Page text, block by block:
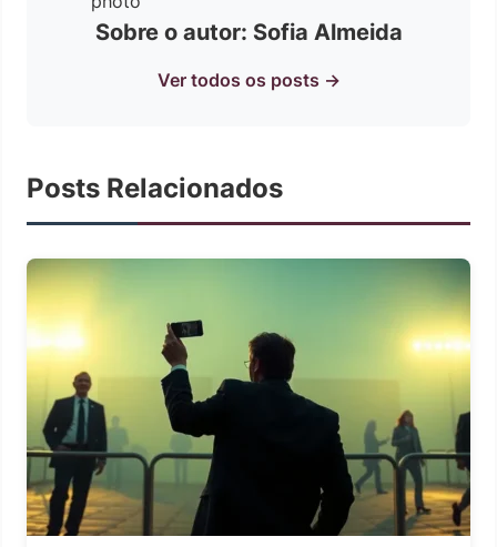
Sobre o autor: Sofia Almeida
Ver todos os posts →
Posts Relacionados